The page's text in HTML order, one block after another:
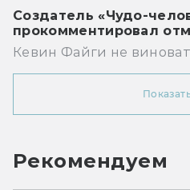
Создатель «Чудо-
прокомментировал
Кевин Файги не
Рекомендуем